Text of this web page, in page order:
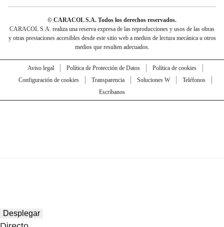
© CARACOL S.A. Todos los derechos reservados.
CARACOL S.A. realiza una reserva expresa de las reproducciones y usos de las obras
y otras prestaciones accesibles desde este sitio web a medios de lectura mecánica u otros
medios que resulten adecuados.
Aviso legal Política de Protección de Datos
Política de cookies
Configuración de cookies
Transparencia Soluciones W
Teléfonos
Escríbanos
Desplegar